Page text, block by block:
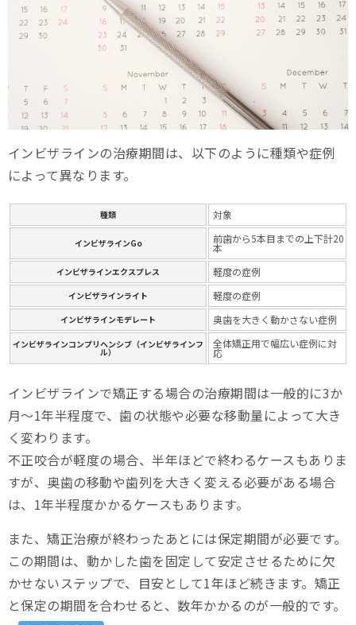
マウスピースの紛失
インビザラインの治療期間を短くする方法
装着時間を守る
適切な時期に交換する
お口の中の衛生状態を良くする
マウスピースを清潔に維持する
よくある質問
インビザラインは半年で終わりますか？
インビザラインを半日外すとどうなる？
インビザラインは5年過ぎたらどうなりますか？
口元のお悩みなら、スマイルモア矯正
まとめ
インビザラインの治療期間は、以下のように種類や症例
によって異なります。
種類 対象
インビザラインGo 前歯から5本目までの上下計20
本
インビザラインエクスプレス 軽度の症例
インビザラインライト 軽度の症例
インビザラインモデレート 奥歯を大きく動かさない症例
インビザラインコンプリヘンシブ（インビザラインフ
ル）
全体矯正用で幅広い症例に対
応
インビザラインで矯正する場合の治療期間は一般的に3か
月～1年半程度で、歯の状態や必要な移動量によって大き
く変わります。
不正咬合が軽度の場合、半年ほどで終わるケースもありま
すが、奥歯の移動や歯列を大きく変える必要がある場合
は、1年半程度かかるケースもあります。
また、矯正治療が終わったあとには保定期間が必要です。
この期間は、動かした歯を固定して安定させるために欠
かせないステップで、目安として1年ほど続きます。矯正
と保定の期間を合わせると、数年かかるのが一般的です。